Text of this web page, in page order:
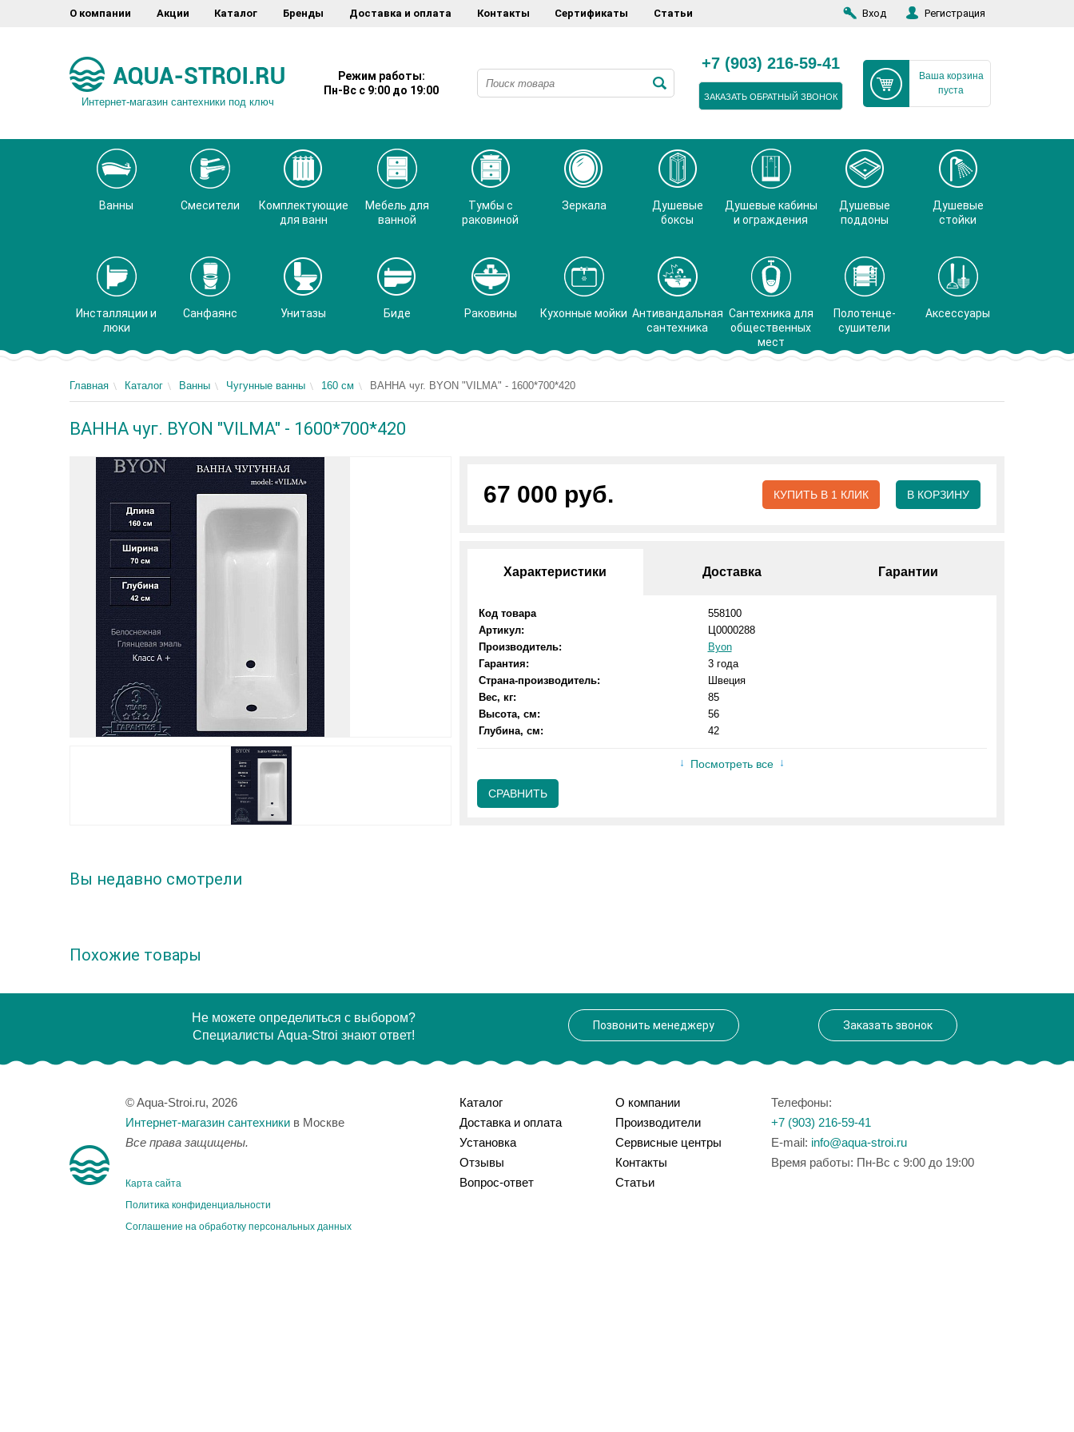
О компании Акции Каталог Бренды Доставка и оплата Контакты Сертификаты Статьи Вход Регистрация
Интернет-магазин сантехники под ключ
Режим работы:
Пн-Вс с 9:00 до 19:00
+7 (903) 216-59-41
ЗАКАЗАТЬ ОБРАТНЫЙ ЗВОНОК
Ваша корзина
пуста
Ванны Смесители
Комплектующие
для ванн
Мебель для
ванной
Тумбы с
раковиной
Зеркала
Душевые
боксы
Душевые кабины
и ограждения
Душевые
поддоны
Душевые
стойки
Инсталляции и
люки
Санфаянс Унитазы Биде Раковины Кухонные мойки Антивандальная
сантехника
Сантехника для
общественных
мест
Полотенце-
сушители
Аксессуары
Главная Каталог Ванны Чугунные ванны 160 см ВАННА чуг. BYON "VILMA" - 1600*700*420
ВАННА чуг. BYON "VILMA" - 1600*700*420
67 000 руб. КУПИТЬ В 1 КЛИК В КОРЗИНУ
Характеристики Доставка Гарантии
Код товара
558100
Артикул:
Ц0000288
Производитель:
Byon
Гарантия:
3 года
Страна-производитель:
Швеция
Вес, кг:
85
Высота, см:
56
Глубина, см:
42
Посмотреть все
СРАВНИТЬ
Вы недавно смотрели
Похожие товары
Не можете определиться с выбором?
Специалисты Aqua-Stroi знают ответ!
Позвонить менеджеру Заказать звонок
© Aqua-Stroi.ru, 2026
Интернет-магазин сантехники в Москве
Все права защищены.
Карта сайта
Политика конфиденциальности
Соглашение на обработку персональных данных
Каталог
Доставка и оплата
Установка
Отзывы
Вопрос-ответ
О компании
Производители
Сервисные центры
Контакты
Статьи
Телефоны:
+7 (903) 216-59-41
E-mail: info@aqua-stroi.ru
Время работы: Пн-Вс с 9:00 до 19:00